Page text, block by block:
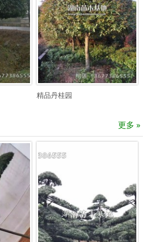
精品丹桂园
更多 »